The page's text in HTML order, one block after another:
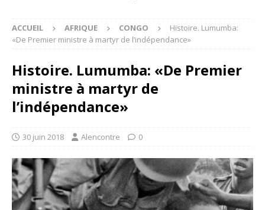
ACCUEIL AFRIQUE CONGO
Histoire. Lumumba:
«De Premier ministre à martyr de l’indépendance»
Histoire. Lumumba: «De Premier
ministre à martyr de
l’indépendance»
30 juin 2018 Alencontre 0